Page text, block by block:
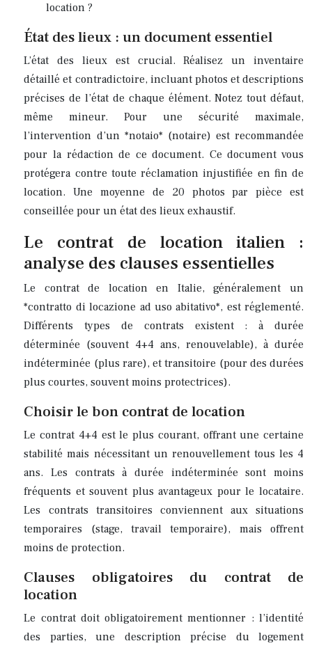
location ?
État des lieux : un document essentiel
L’état des lieux est crucial. Réalisez un inventaire
détaillé et contradictoire, incluant photos et descriptions
précises de l’état de chaque élément. Notez tout défaut,
même mineur. Pour une sécurité maximale,
l’intervention d’un *notaio* (notaire) est recommandée
pour la rédaction de ce document. Ce document vous
protégera contre toute réclamation injustifiée en fin de
location. Une moyenne de 20 photos par pièce est
conseillée pour un état des lieux exhaustif.
Le contrat de location italien :
analyse des clauses essentielles
Le contrat de location en Italie, généralement un
*contratto di locazione ad uso abitativo*, est réglementé.
Différents types de contrats existent : à durée
déterminée (souvent 4+4 ans, renouvelable), à durée
indéterminée (plus rare), et transitoire (pour des durées
plus courtes, souvent moins protectrices).
Choisir le bon contrat de location
Le contrat 4+4 est le plus courant, offrant une certaine
stabilité mais nécessitant un renouvellement tous les 4
ans. Les contrats à durée indéterminée sont moins
fréquents et souvent plus avantageux pour le locataire.
Les contrats transitoires conviennent aux situations
temporaires (stage, travail temporaire), mais offrent
moins de protection.
Clauses obligatoires du contrat de
location
Le contrat doit obligatoirement mentionner : l’identité
des parties, une description précise du logement